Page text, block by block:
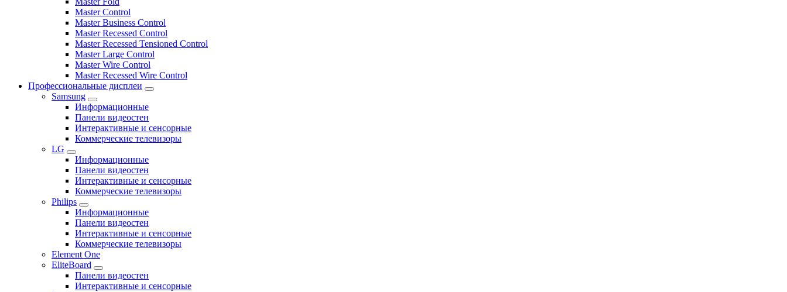
Master Control
Master Business Control
Master Recessed Control
Master Recessed Tensioned Control
Master Large Control
Master Wire Control
Master Recessed Wire Control
Профессиональные дисплеи
Samsung
Информационные
Панели видеостен
Интерактивные и сенсорные
Коммерческие телевизоры
LG
Информационные
Панели видеостен
Интерактивные и сенсорные
Коммерческие телевизоры
Philips
Информационные
Панели видеостен
Интерактивные и сенсорные
Коммерческие телевизоры
Element One
EliteBoard
Панели видеостен
Интерактивные и сенсорные